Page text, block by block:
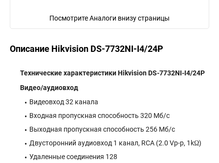
Посмотрите Аналоги внизу страницы
Описание Hikvision DS-7732NI-I4/24P
Технические характеристики Hikvision DS-7732NI-I4/24P
Видео/аудиовход
Видеовход 32 канала
Входная пропускная способность 320 Мб/с
Выходная пропускная способность 256 Мб/с
Двусторонний аудиовход 1 канал, RCA (2.0 Vp-p, 1kΩ)
Удаленные соединения 128